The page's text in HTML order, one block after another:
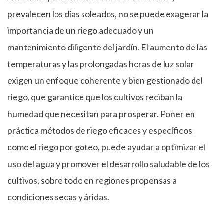
prevalecen los días soleados, no se puede exagerar la
importancia de un riego adecuado y un
mantenimiento diligente del jardín. El aumento de las
temperaturas y las prolongadas horas de luz solar
exigen un enfoque coherente y bien gestionado del
riego, que garantice que los cultivos reciban la
humedad que necesitan para prosperar. Poner en
práctica métodos de riego eficaces y específicos,
como el riego por goteo, puede ayudar a optimizar el
uso del agua y promover el desarrollo saludable de los
cultivos, sobre todo en regiones propensas a
condiciones secas y áridas.